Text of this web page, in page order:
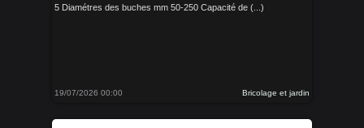
5 Diamétres des buches mm 50-250 Capacité de (...)
19/07/2026 00:00 Bricolage et jardin